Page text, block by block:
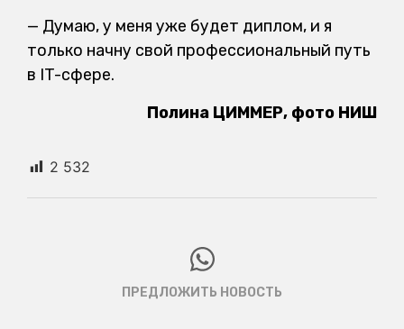
— Думаю, у меня уже будет диплом, и я
только начну свой профессиональный путь
в IT-сфере.
Полина ЦИММЕР, фото НИШ
2 532
ПРЕДЛОЖИТЬ НОВОСТЬ